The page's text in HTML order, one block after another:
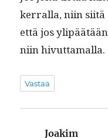
ker­ral­la, niin siitä
että jos
niin hivuttamalla.
Vastaa
Joakim